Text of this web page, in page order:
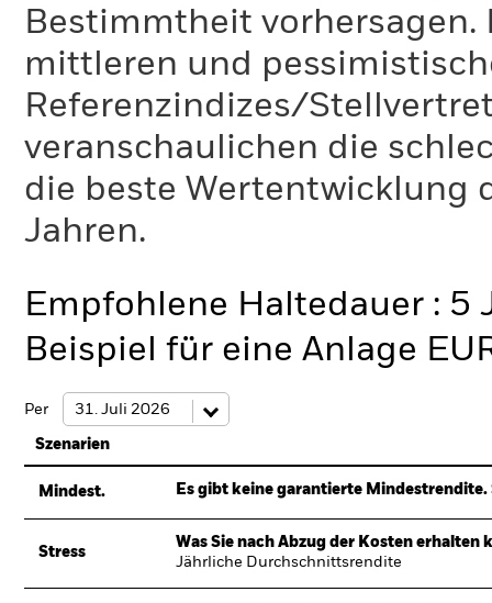
Bestimmtheit
mittleren und
Referenzindizes/
veranschaulichen die
die beste Wertentwicklung
Jahren.
Empfohlene Haltedauer : 5
Beispiel für eine Anlage
Per
Szenarien
Mindest. Es gibt keine garantierte
Stress
Was Sie nach Abzug der Kosten erhalten
Jährliche Durchschnittsrendite